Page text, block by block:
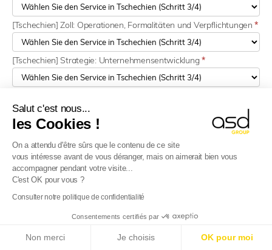
Salut c'est nous...
les Cookies !
On a attendu d'être sûrs que le contenu de ce site
vous intéresse avant de vous déranger, mais on aimerait bien vous
accompagner pendant votre visite...
C'est OK pour vous ?
Consulter notre politique de confidentialité
Consentements certifiés par
Non merci Je choisis OK pour moi
[Tschechien] Zoll: Operationen, Formalitäten und Verpflichtungen*
[Tschechien] Strategie: Unternehmensentwicklung*
*
[Rumänien] Strategie: Unternehmensentwicklung
[Vereinigtes Königreich] Steuerliches: MwSt., Steuern,
Formalitäten & Pflichten
[Vereinigtes Königreich] Zoll: Operationen, Formalitäten und
Verpflichtungen
E-Reporting in Frankreich ab dem 01.09.2026
Mehr erfahren